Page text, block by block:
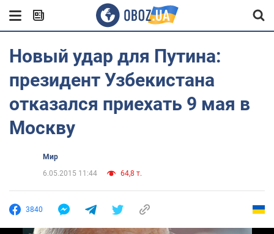
Новый удар для Путина:
президент Узбекистана
отказался приехать 9 мая в
Москву
Мир
6.05.2015 11:44
64,8 т.
3840